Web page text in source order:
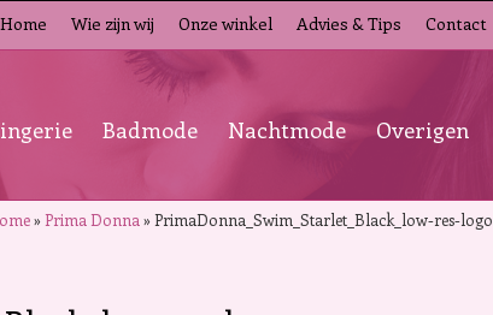
Home Wie zijn wij Onze winkel Advies & Tips Contact
Badmode Nachtmode Overigen
»Prima Donna »PrimaDonna_Swim_Starlet_Black_low-res-logo